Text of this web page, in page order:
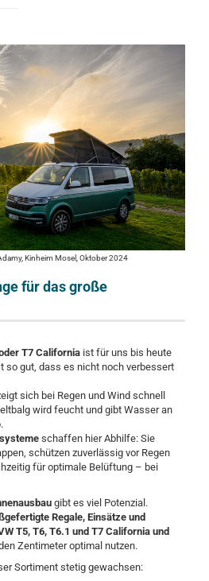
Kinheim Mosel, Oktober 2024
für das große
T7 California ist für uns bis heute
so gut, dass es nicht noch verbessert
sich bei Regen und Wind schnell
wird feucht und gibt Wasser an
schaffen hier Abhilfe: Sie
schützen zuverlässig vor Regen
für optimale Belüftung – bei
gibt es viel Potenzial.
Regale, Einsätze und
T5, T6, T6.1 und T7 California und
Zentimeter optimal nutzen.
Sortiment stetig gewachsen: